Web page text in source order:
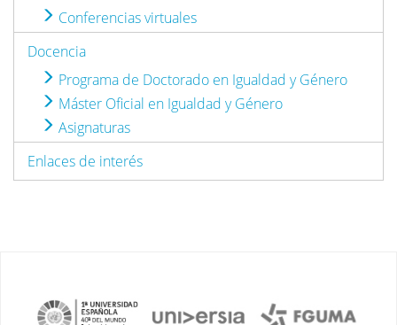
Conferencias virtuales
Docencia
Programa de Doctorado en Igualdad y Género
Máster Oficial en Igualdad y Género
Asignaturas
Enlaces de interés